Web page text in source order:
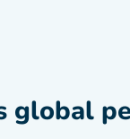
global